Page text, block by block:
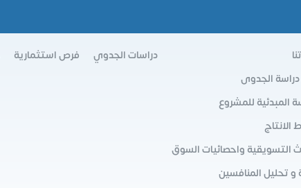
دراسة الجدوى
المبدئية للمشروع
التسويقية واحصائيات السوق
و تحليل المنافسين
دراسات الجدوي فرص استثمارية